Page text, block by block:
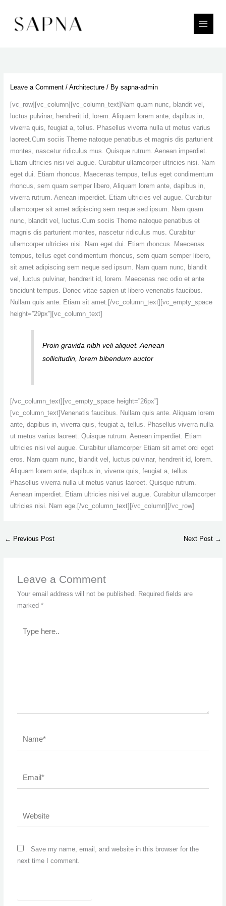
content
Leave a Comment / Architecture/ By sapna-admin
[vc_row][vc_column][vc_column_text]Nam quam nunc, blandit vel,
luctus pulvinar, hendrerit id, lorem. Aliquam lorem ante, dapibus in,
viverra quis, feugiat a, tellus. Phasellus viverra nulla ut metus varius
laoreet.Cum sociis Theme natoque penatibus et magnis dis parturient
montes, nascetur ridiculus mus. Quisque rutrum. Aenean imperdiet.
Etiam ultricies nisi vel augue. Curabitur ullamcorper ultricies nisi. Nam
eget dui. Etiam rhoncus. Maecenas tempus, tellus eget condimentum
rhoncus, sem quam semper libero, Aliquam lorem ante, dapibus in,
viverra rutrum. Aenean imperdiet. Etiam ultricies vel augue. Curabitur
ullamcorper sit amet adipiscing sem neque sed ipsum. Nam quam
nunc, blandit vel, luctus.Cum sociis Theme natoque penatibus et
magnis dis parturient montes, nascetur ridiculus mus. Curabitur
ullamcorper ultricies nisi. Nam eget dui. Etiam rhoncus. Maecenas
tempus, tellus eget condimentum rhoncus, sem quam semper libero,
sit amet adipiscing sem neque sed ipsum. Nam quam nunc, blandit
vel, luctus pulvinar, hendrerit id, lorem. Maecenas nec odio et ante
tincidunt tempus. Donec vitae sapien ut libero venenatis faucibus.
Nullam quis ante. Etiam sit amet.[/vc_column_text][vc_empty_space
height=”29px”][vc_column_text]
Proin gravida nibh veli aliquet. Aenean
sollicitudin, lorem bibendum auctor
[/vc_column_text][vc_empty_space height=”26px”]
[vc_column_text]Venenatis faucibus. Nullam quis ante. Aliquam lorem
ante, dapibus in, viverra quis, feugiat a, tellus. Phasellus viverra nulla
ut metus varius laoreet. Quisque rutrum. Aenean imperdiet. Etiam
ultricies nisi vel augue. Curabitur ullamcorper Etiam sit amet orci eget
eros. Nam quam nunc, blandit vel, luctus pulvinar, hendrerit id, lorem.
Aliquam lorem ante, dapibus in, viverra quis, feugiat a, tellus.
Phasellus viverra nulla ut metus varius laoreet. Quisque rutrum.
Aenean imperdiet. Etiam ultricies nisi vel augue. Curabitur ullamcorper
ultricies nisi. Nam ege.[/vc_column_text][/vc_column][/vc_row]
← Previous Post Next Post →
Leave a Comment
Your email address will not be published.
Required fields are
marked*
here..
Save my name, email, and website in this browser for the
next time I comment.